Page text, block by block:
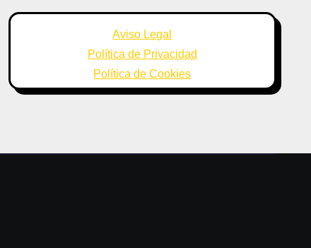
Aviso Legal
Política de Privacidad
Política de Cookies